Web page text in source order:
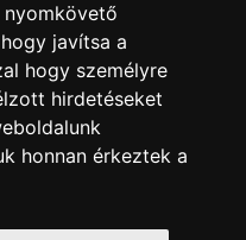
javítsa a
hogy személyre
hirdetéseket
honnan érkeztek a
kizárólag átutalással
lehetőség.